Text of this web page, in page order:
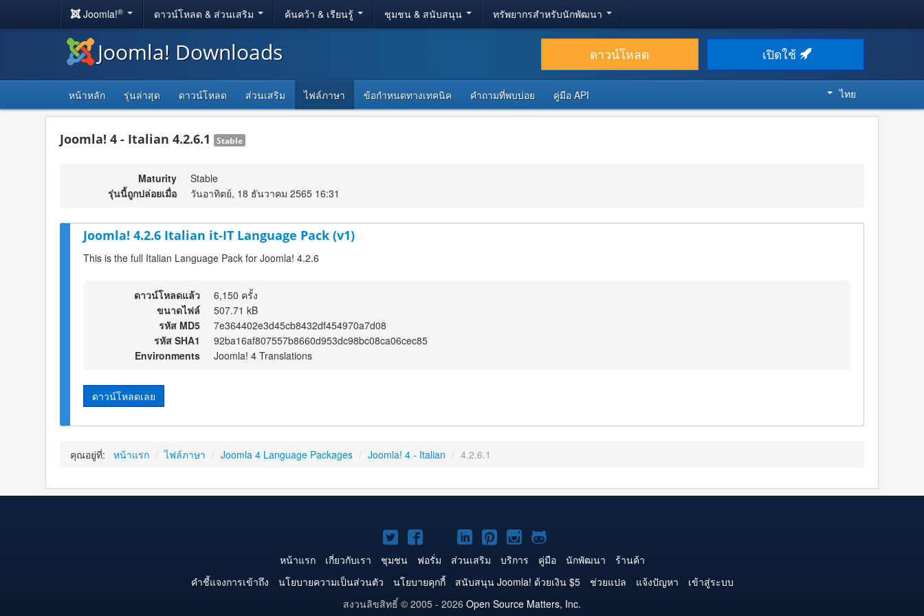
Joomla!® ดาวน์โหลด & ส่วนเสริม ค้นคว้า & เรียนรู้ ชุมชน & สนับสนุน ทรัพยากรสำหรับนักพัฒนา
Joomla! Downloads ดาวน์โหลด เปิดใช้
หน้าหลัก รุ่นล่าสุด ดาวน์โหลด ส่วนเสริม ไฟล์ภาษา ข้อกำหนดทางเทคนิค คำถามที่พบบ่อย คู่มือ API ไทย
Joomla! 4 - Italian 4.2.6.1 Stable
Maturity
Stable
รุ่นนี้ถูกปล่อยเมื่อ
วันอาทิตย์, 18 ธันวาคม 2565 16:31
Joomla! 4.2.6 Italian it-IT Language Pack (v1)
This is the full Italian Language Pack for Joomla! 4.2.6
ดาวน์โหลดแล้ว
6,150 ครั้ง
ขนาดไฟล์
507.71 kB
รหัส MD5
7e364402e3d45cb8432df454970a7d08
รหัส SHA1
92ba16af807557b8660d953dc98bc08ca06cec85
Environments
Joomla! 4 Translations
ดาวน์โหลดเลย
คุณอยู่ที่: หน้าแรก / ไฟล์ภาษา / Joomla 4 Language Packages / Joomla! 4 - Italian / 4.2.6.1
Joomla!
บน
Twitter
Joomla!
บน
Facebook
Joomla!
บน
YouTube
Joomla!
บน
LinkedIn
Joomla!
บน
Pinterest
Joomla!
บน
Instagram
Joomla!
บน
GitHub
หน้าแรก เกี่ยวกับเรา ชุมชน ฟอรั่ม ส่วนเสริม บริการ คู่มือ นักพัฒนา
ร้านค้า
คำชี้แจงการเข้าถึง
นโยบายความเป็นส่วนตัว นโยบายคุกกี้ สนับสนุน Joomla! ด้วยเงิน $5 ช่วยแปล แจ้งปัญหา
เข้าสู่ระบบ
สงวนลิขสิทธิ์ © 2005 - 2026 Open Source Matters, Inc.